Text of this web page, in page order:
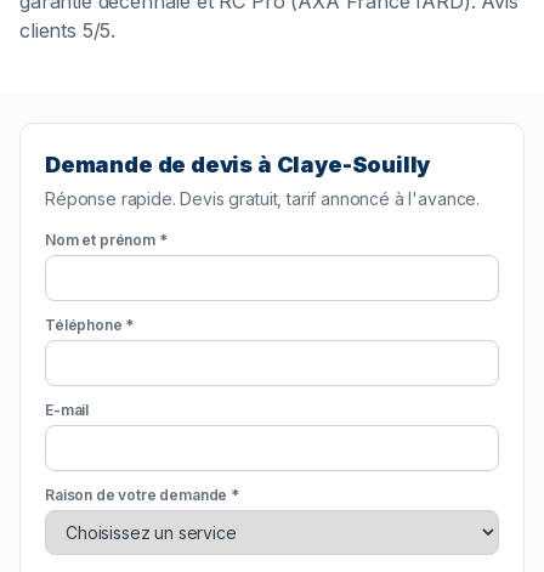
clients 5/5.
Demande de devis à Claye-Souilly
Réponse rapide. Devis gratuit, tarif annoncé à l'avance.
Nom et prénom *
Téléphone *
E-mail
Raison de votre demande *